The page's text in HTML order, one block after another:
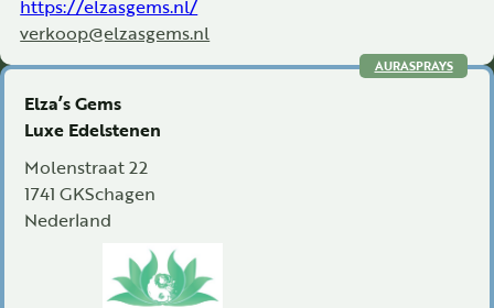
https://elzasgems.nl/
verkoop@elzasgems.nl
Elza’s Gems
Luxe Edelstenen
Molenstraat 22
1741 GKSchagen
Nederland
AURASPRAYS